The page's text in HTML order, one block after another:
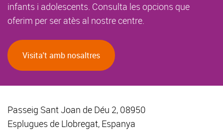
infants i adolescents. Consulta les opcions que
oferim per ser atès al nostre centre.
Visita't amb nosaltres
Passeig Sant Joan de Déu 2, 08950
Esplugues de Llobregat, Espanya